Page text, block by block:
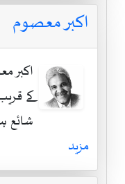
اکبر معصوم
اکبر
کے
شائع
مزید